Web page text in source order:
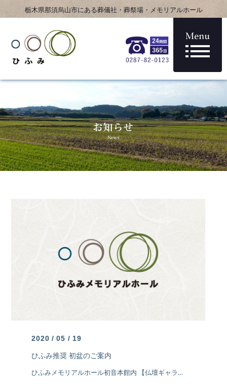
栃木県那須烏山市にある葬儀社・葬祭場・メモリアルホール
2020 / 05 / 19
ひふみ推奨 初盆のご案内
ひふみメモリアルホール初音本館内 【仏壇ギャラリー】【ひふみ庵】にて、ひふみ推奨初盆準備品の展示を行います 。 […]